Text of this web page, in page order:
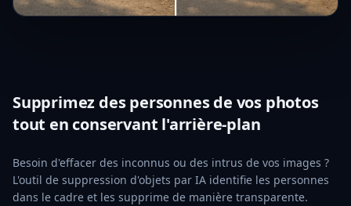
Supprimez des personnes de vos photos
tout en conservant l'arrière-plan
Besoin d'effacer des inconnus ou des intrus de vos images ?
L'outil de suppression d'objets par IA identifie les personnes
dans le cadre et les supprime de manière transparente.